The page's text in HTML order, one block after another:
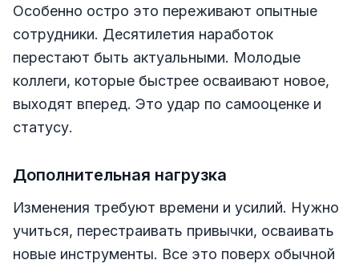
Особенно остро это переживают опытные
сотрудники. Десятилетия наработок
перестают быть актуальными. Молодые
коллеги, которые быстрее осваивают новое,
выходят вперед. Это удар по самооценке и
статусу.
Дополнительная нагрузка
Изменения требуют времени и усилий. Нужно
учиться, перестраивать привычки, осваивать
новые инструменты. Все это поверх обычной